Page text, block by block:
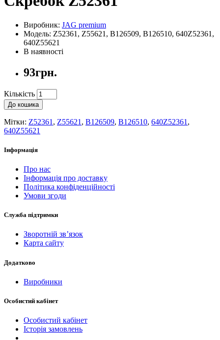
Виробник: JAG premium
Модель: Z52361, Z55621, B126509, B126510, 640Z52361,
640Z55621
В наявності
93грн.
Кількість
До кошика
Мітки: Z52361 , Z55621 , B126509, B126510, 640Z52361 ,
640Z55621
Інформація
Про нас
Інформація про доставку
Політика конфіденційності
Умови згоди
Служба підтримки
Зворотній зв’язок
Карта сайту
Додатково
Виробники
Особистий кабінет
Особистий кабінет
Історія замовлень